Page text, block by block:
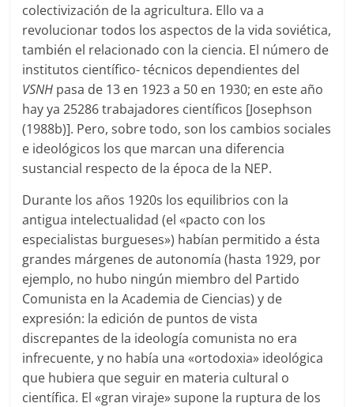
colectivización de la agricultura. Ello va a
revolucionar todos los aspectos de la vida soviética,
también el relacionado con la ciencia. El número de
institutos científico- técnicos dependientes del
VSNH pasa de 13 en 1923 a 50 en 1930; en este año
hay ya 25286 trabajadores científicos [Josephson
(1988b)]. Pero, sobre todo, son los cambios sociales
e ideológicos los que marcan una diferencia
sustancial respecto de la época de la NEP.
Durante los años 1920s los equilibrios con la
antigua intelectualidad (el «pacto con los
especialistas burgueses») habían permitido a ésta
grandes márgenes de autonomía (hasta 1929, por
ejemplo, no hubo ningún miembro del Partido
Comunista en la Academia de Ciencias) y de
expresión: la edición de puntos de vista
discrepantes de la ideología comunista no era
infrecuente, y no había una «ortodoxia» ideológica
que hubiera que seguir en materia cultural o
científica. El «gran viraje» supone la ruptura de los